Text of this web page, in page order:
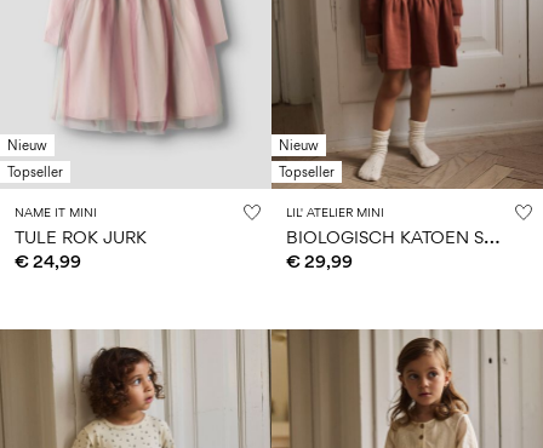
Nieuw
Topseller
NAME IT MINI
TULE ROK JURK
€ 24,99
Nieuw
Topseller
LIL' ATELIER MINI
B
IOLOGISCH KATOEN SWEATJURK
€ 29,99